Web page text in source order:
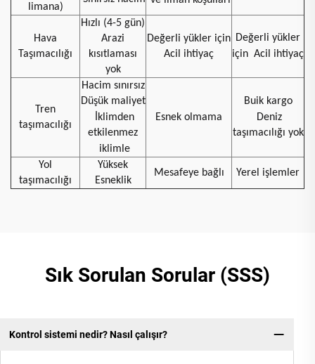
limana)
Hava
Taşımacılığı
Hızlı (4-5 gün)
Arazi
kısıtlaması
yok
Değerli yükler için
Acil ihtiyaç
Değerli yükler
için Acil ihtiyaç
Tren
taşımacılığı
Hacim sınırsız
Düşük maliyet
İklimden
etkilenmez
iklimle
Esnek olmama
Buik kargo
Deniz
taşımacılığı yok
Yol
taşımacılığı
Yüksek
Esneklik
Mesafeye bağlı Yerel işlemler
Sık Sorulan Sorular (SSS)
Kontrol sistemi nedir? Nasıl çalışır?